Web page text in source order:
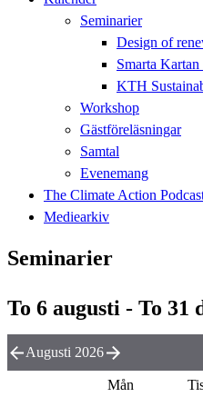
Seminarier
Design of
Smarta
KTH
Workshop
Gästföreläsningar
Samtal
Evenemang
The Climate Action
Mediearkiv
Seminarier
To 6 augusti - To 31
Augusti 2026
Mån